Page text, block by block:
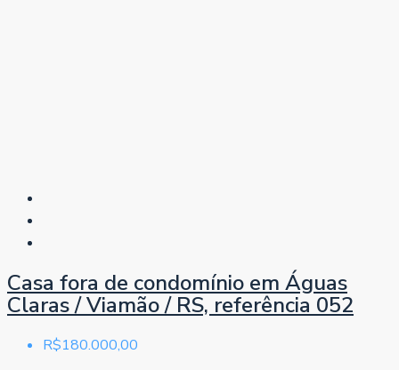
Casa fora de condomínio em Águas
Claras / Viamão / RS, referência 052
R$180.000,00